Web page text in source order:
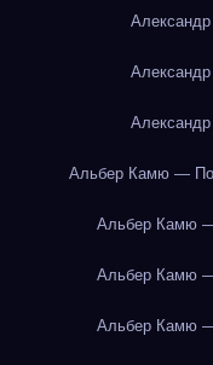
Альбер Камю —
Альбер Камю
Альбер Камю
Альбер Камю